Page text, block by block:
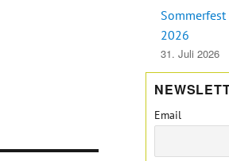
2026
31. Juli 2026
Email